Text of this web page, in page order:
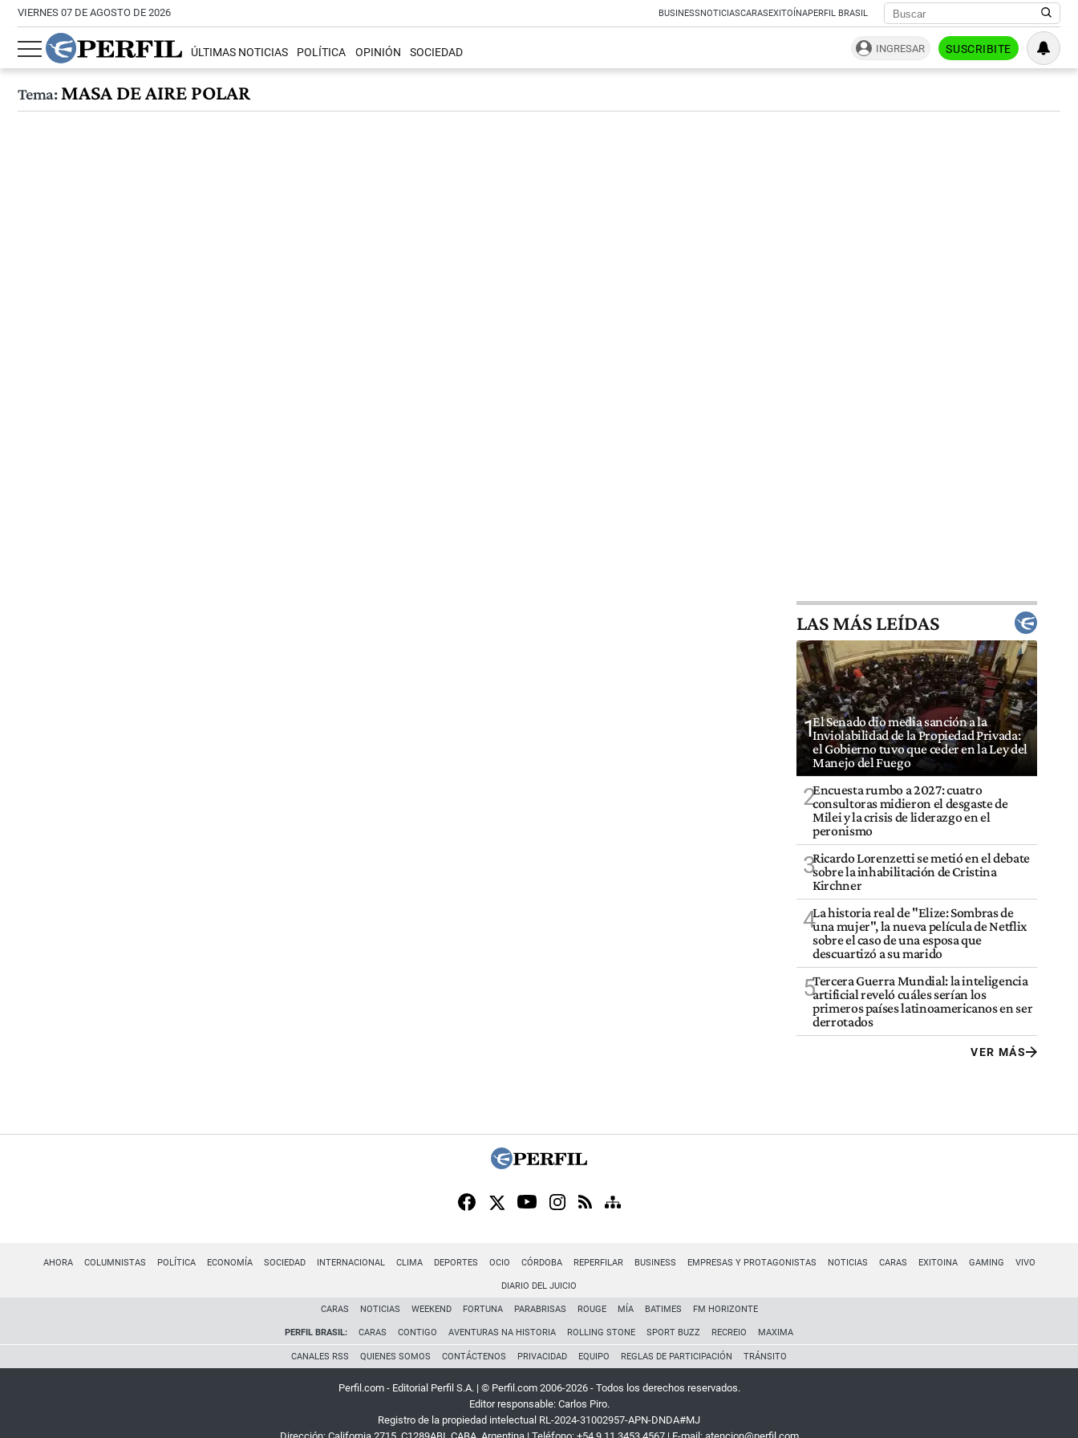
VIERNES 07 DE AGOSTO DE 2026 BUSINESSNOTICIASCARASEXITOÍNAPERFIL BRASIL
ÚLTIMAS NOTICIAS POLÍTICA OPINIÓN SOCIEDAD INGRESAR SUSCRIBITE
Tema:MASA DE AIRE POLAR
LAS MÁS LEÍDAS
1El Senado dio media sanción a la
Inviolabilidad de la Propiedad Privada:
el Gobierno tuvo que ceder en la Ley del
Manejo del Fuego
2Encuesta rumbo a 2027: cuatro
consultoras midieron el desgaste de
Milei y la crisis de liderazgo en el
peronismo
3Ricardo Lorenzetti se metió en el debate
sobre la inhabilitación de Cristina
Kirchner
4La historia real de "Elize: Sombras de
una mujer", la nueva película de Netflix
sobre el caso de una esposa que
descuartizó a su marido
5Tercera Guerra Mundial: la inteligencia
artificial reveló cuáles serían los
primeros países latinoamericanos en ser
derrotados
VER MÁS
AHORA COLUMNISTAS POLÍTICA ECONOMÍA SOCIEDAD INTERNACIONAL CLIMA DEPORTES OCIO CÓRDOBA REPERFILAR BUSINESS EMPRESAS Y PROTAGONISTAS NOTICIAS CARAS EXITOINA GAMING VIVO
DIARIO DEL JUICIO
CARAS NOTICIAS WEEKEND FORTUNA PARABRISAS ROUGE MÍA BATIMES FM HORIZONTE
PERFIL BRASIL: CARAS CONTIGO AVENTURAS NA HISTORIA ROLLING STONE SPORT BUZZ RECREIO MAXIMA
CANALES RSS QUIENES SOMOS CONTÁCTENOS PRIVACIDAD EQUIPO REGLAS DE PARTICIPACIÓN TRÁNSITO
Perfil.com - Editorial Perfil S.A. | © Perfil.com 2006-2026 - Todos los derechos reservados.
Editor responsable: Carlos Piro.
Registro de la propiedad intelectual RL-2024-31002957-APN-DNDA#MJ